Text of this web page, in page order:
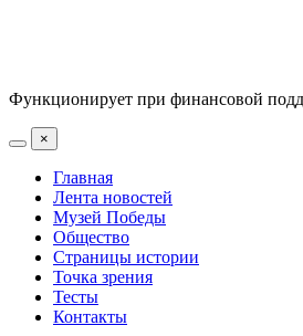
Функционирует при финансовой
×
Главная
Лента новостей
Музей Победы
Общество
Страницы истории
Точка зрения
Тесты
Контакты